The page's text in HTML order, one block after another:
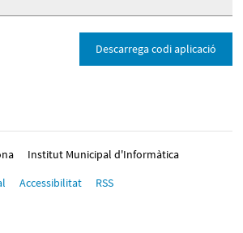
Descarrega codi aplicació
Institut Municipal d'Informàtica
Accessibilitat RSS